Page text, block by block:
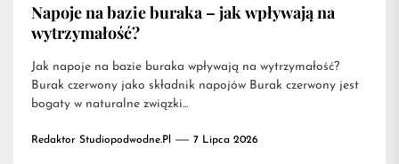
Napoje na bazie buraka – jak wpływają na
wytrzymałość?
Jak napoje na bazie buraka wpływają na wytrzymałość?
Burak czerwony jako składnik napojów Burak czerwony jest
bogaty w naturalne związki...
Redaktor Studiopodwodne.pl 7 Lipca 2026